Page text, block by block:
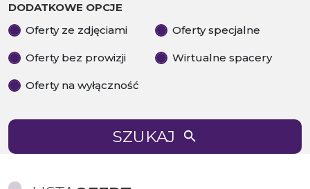
DODATKOWE OPCJE
Oferty ze zdjęciami
Oferty specjalne
Oferty bez prowizji Wirtualne spacery
Oferty na wyłączność
SZUKAJ